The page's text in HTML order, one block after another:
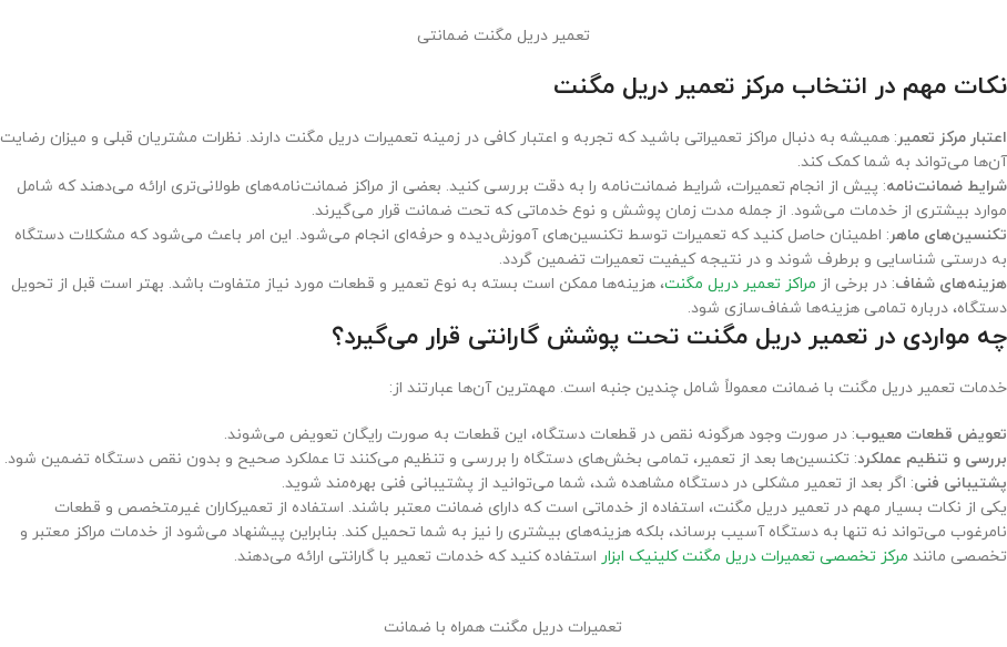
تعمیر دریل مگنت ضمانتی
نکات مهم در انتخاب مرکز تعمیر دریل مگنت
اعتبار مرکز تعمیر : همیشه به دنبال مراکز تعمیراتی باشید که تجربه و اعتبار کافی در زمینه تعمیرات دریل مگنت دارند. نظرات مشتریان قبلی و میزان رضایت
آن‌ها می‌تواند به شما کمک کند.
شرایط ضمانت‌نامه: پیش از انجام تعمیرات، شرایط ضمانت‌نامه را به دقت بررسی کنید. بعضی از مراکز ضمانت‌نامه‌های طولانی‌تری ارائه می‌دهند که شامل
موارد بیشتری از خدمات می‌شود. از جمله مدت زمان پوشش و نوع خدماتی که تحت ضمانت قرار می‌گیرند.
تکنسین‌های ماهر : اطمینان حاصل کنید که تعمیرات توسط تکنسین‌های آموزش‌دیده و حرفه‌ای انجام می‌شود. این امر باعث می‌شود که مشکلات دستگاه
به درستی شناسایی و برطرف شوند و در نتیجه کیفیت تعمیرات تضمین گردد.
هزینه‌های شفاف: در برخی از مراکز تعمیر دریل مگنت، هزینه‌ها ممکن است بسته به نوع تعمیر و قطعات مورد نیاز متفاوت باشد. بهتر است قبل از تحویل
دستگاه، درباره تمامی هزینه‌ها شفاف‌سازی شود.
چه مواردی در تعمیر دریل مگنت تحت پوشش گارانتی قرار می‌گیرد؟
خدمات تعمیر دریل مگنت با ضمانت معمولاً شامل چندین جنبه است. مهمترین آن‌ها عبارتند از:
تعویض قطعات معیوب: در صورت وجود هرگونه نقص در قطعات دستگاه، این قطعات به صورت رایگان تعویض می‌شوند.
بررسی و تنظیم عملکرد: تکنسین‌ها بعد از تعمیر، تمامی بخش‌های دستگاه را بررسی و تنظیم می‌کنند تا عملکرد صحیح و بدون نقص دستگاه تضمین شود.
پشتیبانی فنی: اگر بعد از تعمیر مشکلی در دستگاه مشاهده شد، شما می‌توانید از پشتیبانی فنی بهره‌مند شوید.
یکی از نکات بسیار مهم در تعمیر دریل مگنت، استفاده از خدماتی است که دارای ضمانت معتبر باشند. استفاده از تعمیرکاران غیرمتخصص و قطعات
نامرغوب می‌تواند نه تنها به دستگاه آسیب برساند، بلکه هزینه‌های بیشتری را نیز به شما تحمیل کند. بنابراین پیشنهاد می‌شود از خدمات مراکز معتبر و
تخصصی مانند مرکز تخصصی تعمیرات دریل مگنت کلینیک ابزار استفاده کنید که خدمات تعمیر با گارانتی ارائه می‌دهند.
تعمیرات دریل مگنت همراه با ضمانت